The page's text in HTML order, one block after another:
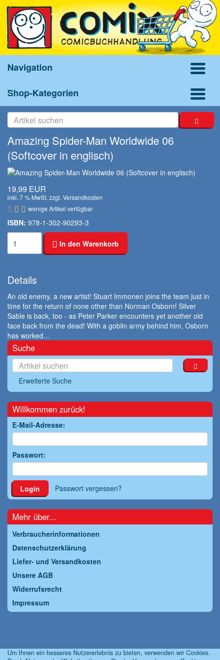
Navigation
Shop-Kategorien
Amazing Spider-Man Worldwide 06
(Softcover in englisch)
19,99 EUR
inkl. 7 % MwSt. zzgl. Versandkosten
wenige Artikel verfügbar
ISBN: 978-1-302-90293-3
In den Warenkorb
Details
An old enemy, a new artist! Stuart Immonen joins the team just in
time for the return of none other than Norman Osborn! Silver
Sable is back, too - as Peter Parker encounters yet another old
face back from the dead! With a goblin army behind him, Osborn
has worked...
Suche
Erweiterte Suche
Willkommen zurück!
E-Mail-Adresse:
Passwort:
Login Passwort vergessen?
Mehr über...
Verbraucherinformationen
Datenschutzerklärung
Liefer- und Versandkosten
Unsere AGB
Widerrufsrecht
Impressum
Um Ihnen ein besseres Nutzererlebnis zu bieten, verwenden wir Cookies.